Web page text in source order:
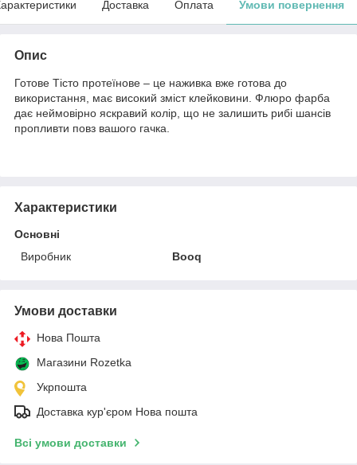
Доставка Оплата Умови повернення
Опис
Готове Тісто протеїнове – це наживка вже готова до
використання, має високий зміст клейковини. Флюро фарба
дає неймовірно яскравий колір, що не залишить рибі шансів
пропливти повз вашого гачка.
Характеристики
Основні
Виробник
Booq
Умови доставки
Нова Пошта
Магазини Rozetka
Укрпошта
Доставка кур'єром Нова пошта
Всі умови доставки